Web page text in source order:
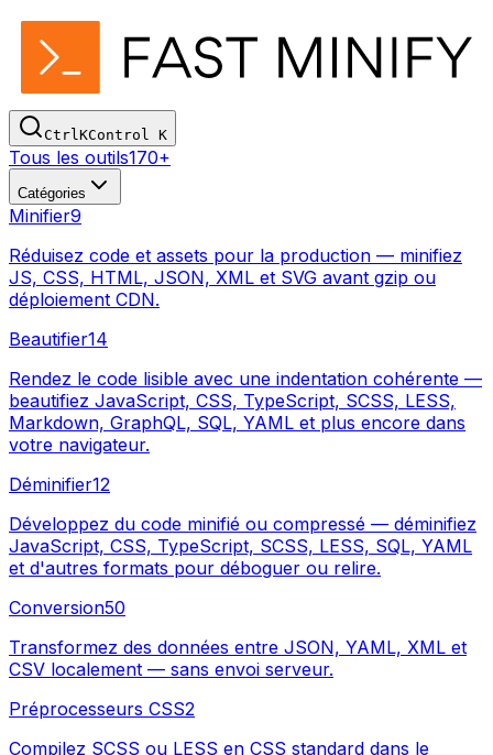
CtrlKControl K
Tous les outils170+
Catégories
Minifier9
Réduisez code et assets pour la production — minifiez
JS, CSS, HTML, JSON, XML et SVG avant gzip ou
déploiement CDN.
Beautifier14
Rendez le code lisible avec une indentation cohérente —
beautifiez JavaScript, CSS, TypeScript, SCSS, LESS,
Markdown, GraphQL, SQL, YAML et plus encore dans
votre navigateur.
Déminifier12
Développez du code minifié ou compressé — déminifiez
JavaScript, CSS, TypeScript, SCSS, LESS, SQL, YAML
et d'autres formats pour déboguer ou relire.
Conversion50
Transformez des données entre JSON, YAML, XML et
CSV localement — sans envoi serveur.
Préprocesseurs CSS2
Compilez SCSS ou LESS en CSS standard dans le